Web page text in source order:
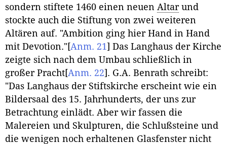
sondern stiftete 1460 einen neuen Altarund
stockte auch die Stiftung von zwei weiteren
Altären auf. "Ambition ging hier Hand in Hand
mit Devotion."[Anm. 21] Das Langhaus der Kirche
zeigte sich nach dem Umbau schließlich in
großer Pracht[Anm. 22] . G.A. Benrath schreibt:
"Das Langhaus der Stiftskirche erscheint wie ein
Bildersaal des 15. Jahrhunderts, der uns zur
Betrachtung einlädt. Aber wir fassen die
Malereien und Skulpturen, die Schlußsteine und
die wenigen noch erhaltenen Glasfenster nicht